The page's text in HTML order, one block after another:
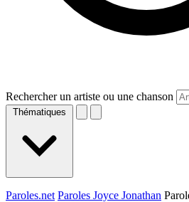
Rechercher un artiste ou une chanson
Thématiques
Paroles.net Paroles Joyce Jonathan